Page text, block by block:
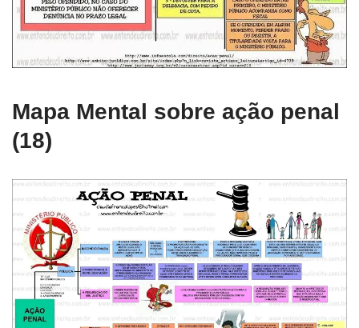
Mapa Mental sobre ação penal
(18)